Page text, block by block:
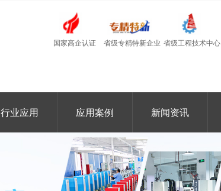
国家高企认证 省级专精特新企业 省级工程技术中心
行业应用 应用案例 新闻资讯